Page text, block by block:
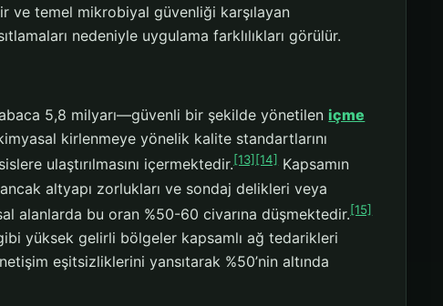
ve temel mikrobiyal güvenliği karşılayan
nedeniyle uygulama farklılıkları görülür.
5,8 milyarı—güvenli bir şekilde yönetilen içme
kirlenmeye yönelik kalite standartlarını
ulaştırılmasını içermektedir.[13] [14] Kapsamın
altyapı zorlukları ve sondaj delikleri veya
alanlarda bu oran %50-60 civarına düşmektedir.[15]
yüksek gelirli bölgeler kapsamlı ağ tedarikleri
eşitsizliklerini yansıtarak %50’nin altında